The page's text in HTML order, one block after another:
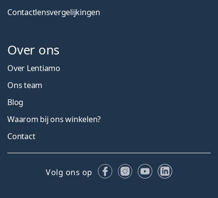
Contactlensvergelijkingen
Over ons
Over Lentiamo
Ons team
Blog
Waarom bij ons winkelen?
Contact
Volg ons op FacebookInstagram
YouTubeLinkedIn